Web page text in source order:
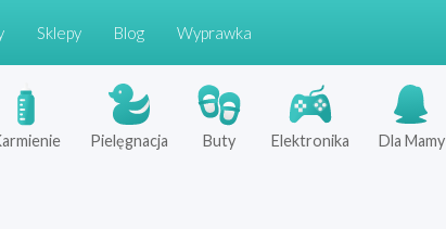
Sklepy Blog Wyprawka
Pielęgnacja Buty Elektronika Dla Mamy